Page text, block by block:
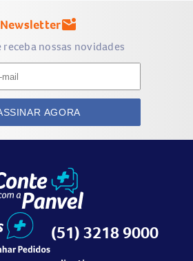
Newslettermark_email_unread
receba nossas novidades
AGORA
(51) 3218 9000